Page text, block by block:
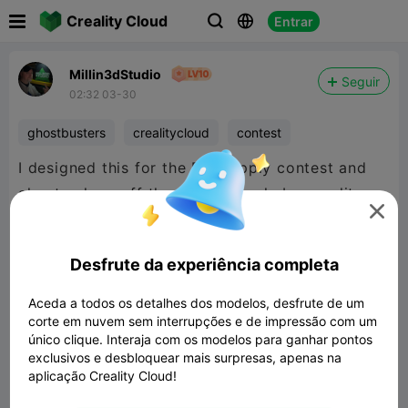
Creality Cloud   Entrar
Millin3dStudio
02:32 03-30
Seguir
ghostbusters crealitycloud contest
I designed this for the Pet supply contest and
also to show off the Luminous pla by creality.
Boy does this glow!!!@Creality Cloud

Desfrute da experiência completa
Aceda a todos os detalhes dos modelos, desfrute de um
corte em nuvem sem interrupções e de impressão com um
único clique. Interaja com os modelos para ganhar pontos
exclusivos e desbloquear mais surpresas, apenas na
aplicação Creality Cloud!